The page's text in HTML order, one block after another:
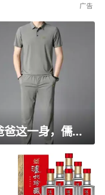
百元出头买一套！父亲节送爸爸这一身，儒雅有型还凉爽